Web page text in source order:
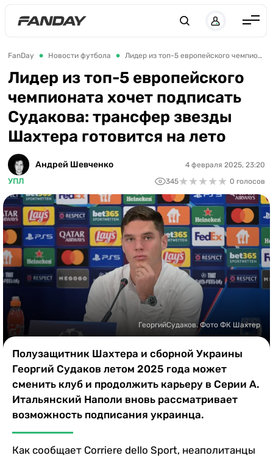
Англия
Испания
Германия
Италия
Франция
Украина
ЛЧ
ЛЕ
ЧЕ-2028
Букмекеры
Казино
FanDay Новости футбола Лидер из топ-5 европейского чемпионата хочет подписать Судакова: трансфер звезды Шахтера готовится на лето
Лидер из топ-5 европейского
чемпионата хочет подписать
Судакова: трансфер звезды
Шахтера готовится на лето
Андрей Шевченко
УПЛ
4 февраля 2025, 23:20
345★★★★★
★★★★★ 0 голосов
ГеоргийСудаков. Фото ФК Шахтер
Полузащитник Шахтера и сборной Украины
Георгий Судаков летом 2025 года может
сменить клуб и продолжить карьеру в Серии A.
Итальянский Наполи вновь рассматривает
возможность подписания украинца.
Как сообщает Corriere dello Sport, неаполитанцы